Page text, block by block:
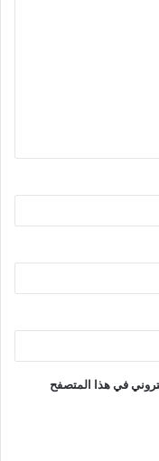
في هذا المتصفح